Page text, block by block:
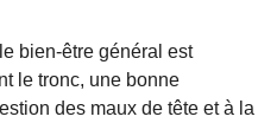
bien-être général est
le tronc, une bonne
des maux de tête et à la